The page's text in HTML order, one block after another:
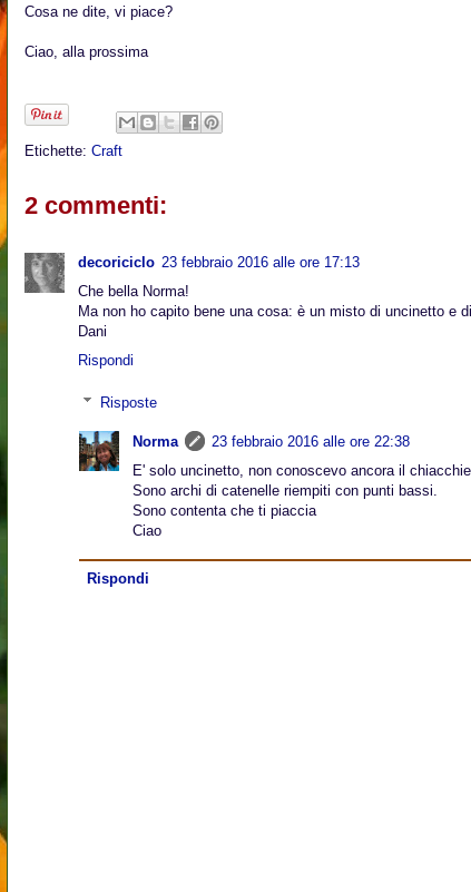
Cosa ne dite, vi piace?
Ciao, alla prossima
Etichette: Craft
2 commenti:
decoriciclo 23 febbraio 2016 alle ore 17:13
Che bella Norma!
Ma non ho capito bene una cosa: è un misto di uncinetto e
Dani
Rispondi
Risposte
Norma
23 febbraio 2016 alle ore 22:38
E' solo uncinetto, non conoscevo ancora il
Sono archi di catenelle riempiti con punti bassi.
Sono contenta che ti piaccia
Ciao
Rispondi